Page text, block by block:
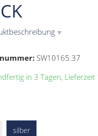
▼
SW10165.37
in 3 Tagen, Lieferzeit
silber